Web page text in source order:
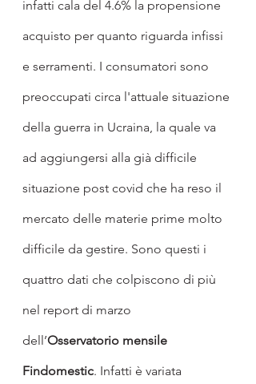
infatti cala del 4.6% la propensione
acquisto per quanto riguarda infissi
e serramenti. I consumatori sono
preoccupati circa l'attuale situazione
della guerra in Ucraina, la quale va
ad aggiungersi alla già difficile
situazione post covid che ha reso il
mercato delle materie prime molto
difficile da gestire. Sono questi i
quattro dati che colpiscono di più
nel report di marzo
dell’Osservatorio mensile
Findomestic. Infatti è variata